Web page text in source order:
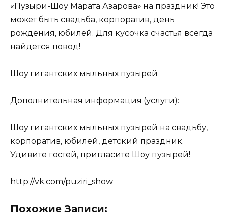
«Пузыри-Шоу Марата Азарова» на праздник! Это
может быть свадьба, корпоратив, день
рождения, юбилей. Для кусочка счастья всегда
найдется повод!
Шоу гигантских мыльных пузырей
Дополнительная информация (услуги):
Шоу гигантских мыльных пузырей на свадьбу,
корпоратив, юбилей, детский праздник.
Удивите гостей, пригласите Шоу пузырей!
http://vk.com/puziri_show
Похожие Записи: